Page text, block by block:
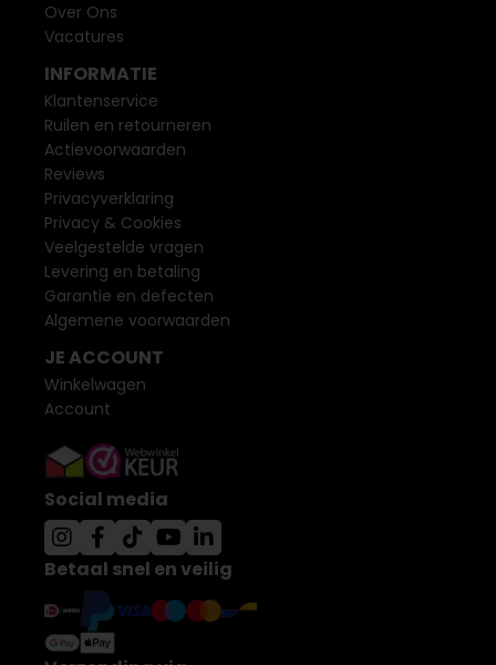
Over Ons
Vacatures
INFORMATIE
Klantenservice
Ruilen en retourneren
Actievoorwaarden
Reviews
Privacyverklaring
Privacy & Cookies
Veelgestelde vragen
Levering en betaling
Garantie en defecten
Algemene voorwaarden
JE ACCOUNT
Winkelwagen
Account
Social media
Betaal snel en veilig